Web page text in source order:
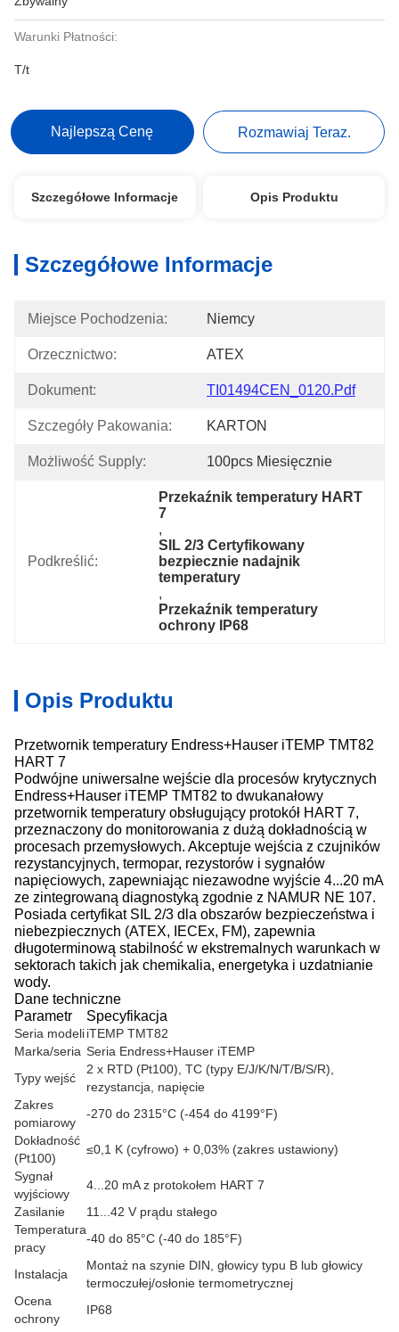
Warunki Płatności:
T/t
Najlepszą Cenę Rozmawiaj Teraz.
Szczegółowe Informacje Opis Produktu
Szczegółowe Informacje
Miejsce Pochodzenia: Niemcy
Orzecznictwo: ATEX
Dokument: TI01494CEN_0120.pdf
Szczegóły Pakowania: KARTON
Możliwość Supply: 100pcs Miesięcznie
Podkreślić:
Przekaźnik temperatury HART
7
,
SIL 2/3 Certyfikowany
bezpiecznie nadajnik
temperatury
,
Przekaźnik temperatury
ochrony IP68
Opis Produktu
Przetwornik temperatury Endress+Hauser iTEMP TMT82
HART 7
Podwójne uniwersalne wejście dla procesów krytycznych
Endress+Hauser iTEMP TMT82 to dwukanałowy
przetwornik temperatury obsługujący protokół HART 7,
przeznaczony do monitorowania z dużą dokładnością w
procesach przemysłowych. Akceptuje wejścia z czujników
rezystancyjnych, termopar, rezystorów i sygnałów
napięciowych, zapewniając niezawodne wyjście 4...20 mA
ze zintegrowaną diagnostyką zgodnie z NAMUR NE 107.
Posiada certyfikat SIL 2/3 dla obszarów bezpieczeństwa i
niebezpiecznych (ATEX, IECEx, FM), zapewnia
długoterminową stabilność w ekstremalnych warunkach w
sektorach takich jak chemikalia, energetyka i uzdatnianie
wody.
Dane techniczne
Parametr
Specyfikacja
Seria modeliiTEMP TMT82
Marka/seria Seria Endress+Hauser iTEMP
Typy wejść
2 x RTD (Pt100), TC (typy E/J/K/N/T/B/S/R),
rezystancja, napięcie
Zakres
pomiarowy
-270 do 2315°C (-454 do 4199°F)
Dokładność
(Pt100)
≤0,1 K (cyfrowo) + 0,03% (zakres ustawiony)
Sygnał
wyjściowy
4...20 mA z protokołem HART 7
Zasilanie
11...42 V prądu stałego
Temperatura
pracy
-40 do 85°C (-40 do 185°F)
Instalacja
Montaż na szynie DIN, głowicy typu B lub głowicy
termoczułej/osłonie termometrycznej
Ocena
ochrony
IP68